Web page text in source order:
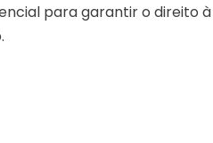
para garantir o direito à